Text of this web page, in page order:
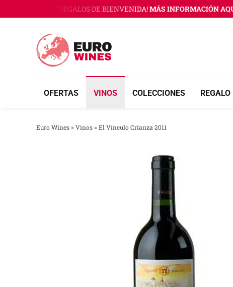
al
WINES CON 3 REGALOS DE BIENVENIDA!MÁS INFORMACIÓN AQUÍ
OFERTAS VINOS COLECCIONES REGALO
Euro Wines» Vinos» El Vínculo Crianza 2011